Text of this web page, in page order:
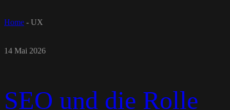
Home - UX
14 Mai 2026
SEO und die Rolle